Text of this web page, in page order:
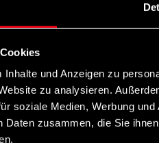
und Anzeigen zu
zu analysieren.
soziale Medien, Werbung
Daten zusammen, die Sie
Vorsitzende Yasmin